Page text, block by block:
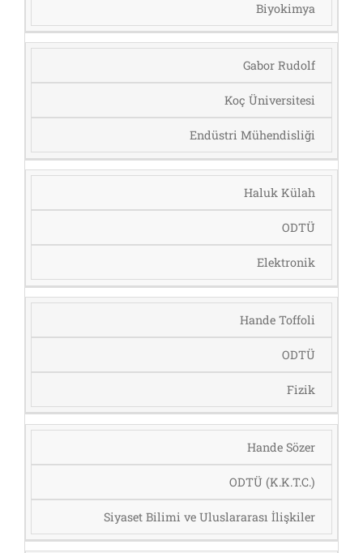
Biyokimya
Gabor Rudolf
Koç Üniversitesi
Endüstri Mühendisliği
Haluk Külah
ODTÜ
Elektronik
Hande Toffoli
ODTÜ
Fizik
Hande Sözer
ODTÜ (K.K.T.C.)
Siyaset Bilimi ve Uluslararası İlişkiler